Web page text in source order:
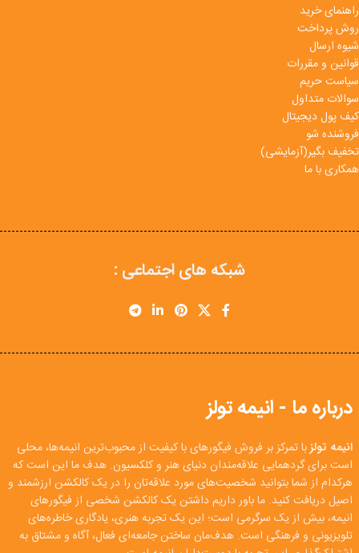
راهنمای خرید
روش پرداخت
شیوه ارسال
قوانین و مقررات
سیاست حریم
سوالات متداول
کیف پول دیجیتال
فروشنده شو
تخفیف بگیر(آزمایشی)
همکاری با ما
شبکه های اجتماعی :
درباره ما - انیمه تولز
انیمه تولزبا تمرکز بر فروش فیگورهای با کیفیت از محبوب‌ترین انیمه‌ها، محلی
است برای گردهمایی علاقه‌مندان دنیای هنر و کلکسیون. هدف ما این است که
هرکدام از شما بتوانید شخصیت‌های مورد علاقه‌تان را در یک کالکشن ارزشمند و
اصیل دریافت کنید. ما باور داریم داشتن یک کالکشن شخصی از فیگورهای
انیمه، بیش از یک سرگرمی است؛ این یک تجربه هنری، یادگاری خاطره‌های
تلویزیونی و فرهنگی است. هدف‌مان ساختن جامعه‌ای فعال، آگاه و مشتاق به